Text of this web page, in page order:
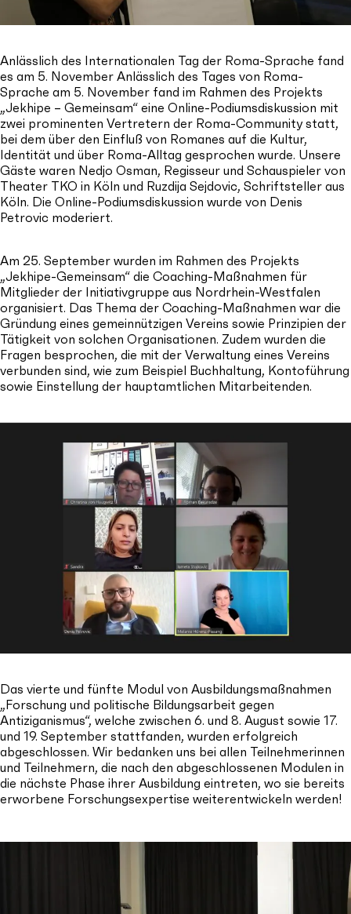
Anlässlich des Internationalen Tag der Roma-Sprache fand
es am 5. November Anlässlich des Tages von Roma-
Sprache am 5. November fand im Rahmen des Projekts
„Jekhipe – Gemeinsam“ eine Online-Podiumsdiskussion mit
zwei prominenten Vertretern der Roma-Community statt,
bei dem über den Einfluß von Romanes auf die Kultur,
Identität und über Roma-Alltag gesprochen wurde. Unsere
Gäste waren Nedjo Osman, Regisseur und Schauspieler von
Theater TKO in Köln und Ruzdija Sejdovic, Schriftsteller aus
Köln. Die Online-Podiumsdiskussion wurde von Denis
Petrovic moderiert.
Am 25. September wurden im Rahmen des Projekts
„Jekhipe-Gemeinsam“ die Coaching-Maßnahmen für
Mitglieder der Initiativgruppe aus Nordrhein-Westfalen
organisiert. Das Thema der Coaching-Maßnahmen war die
Gründung eines gemeinnützigen Vereins sowie Prinzipien der
Tätigkeit von solchen Organisationen. Zudem wurden die
Fragen besprochen, die mit der Verwaltung eines Vereins
verbunden sind, wie zum Beispiel Buchhaltung, Kontoführung
sowie Einstellung der hauptamtlichen Mitarbeitenden.
Das vierte und fünfte Modul von Ausbildungsmaßnahmen
„Forschung und politische Bildungsarbeit gegen
Antiziganismus“, welche zwischen 6. und 8. August sowie 17.
und 19. September stattfanden, wurden erfolgreich
abgeschlossen. Wir bedanken uns bei allen Teilnehmerinnen
und Teilnehmern, die nach den abgeschlossenen Modulen in
die nächste Phase ihrer Ausbildung eintreten, wo sie bereits
erworbene Forschungsexpertise weiterentwickeln werden!